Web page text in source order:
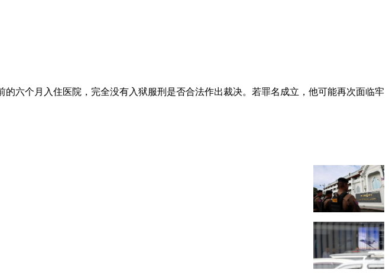
六个月入住医院，完全没有入狱服刑是否合法作出裁决。若罪名成立，他可能再次面临牢